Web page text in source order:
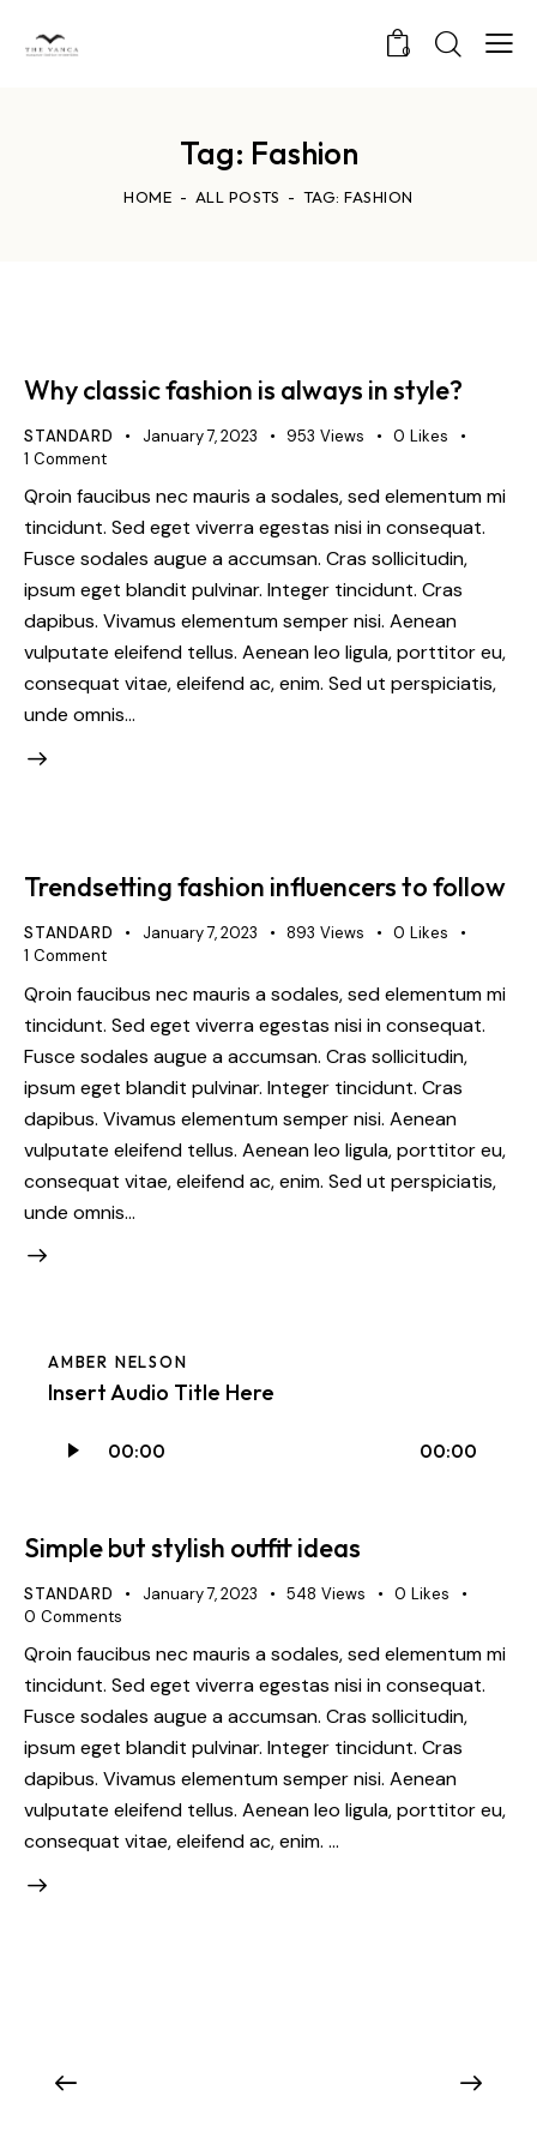
0
Tag: Fashion
HOME ALL POSTS TAG: FASHION
Why classic fashion is always in style?
STANDARD January 7, 2023 953 Views 0 Likes
1 Comment
Qroin faucibus nec mauris a sodales, sed elementum mi
tincidunt. Sed eget viverra egestas nisi in consequat.
Fusce sodales augue a accumsan. Cras sollicitudin,
ipsum eget blandit pulvinar. Integer tincidunt. Cras
dapibus. Vivamus elementum semper nisi. Aenean
vulputate eleifend tellus. Aenean leo ligula, porttitor eu,
consequat vitae, eleifend ac, enim. Sed ut perspiciatis,
unde omnis…
Trendsetting fashion influencers to follow
STANDARD January 7, 2023 893 Views 0 Likes
1 Comment
Qroin faucibus nec mauris a sodales, sed elementum mi
tincidunt. Sed eget viverra egestas nisi in consequat.
Fusce sodales augue a accumsan. Cras sollicitudin,
ipsum eget blandit pulvinar. Integer tincidunt. Cras
dapibus. Vivamus elementum semper nisi. Aenean
vulputate eleifend tellus. Aenean leo ligula, porttitor eu,
consequat vitae, eleifend ac, enim. Sed ut perspiciatis,
unde omnis…
AMBER NELSON
Insert Audio Title Here
Player
00:00 00:00
Simple but stylish outfit ideas
STANDARD January 7, 2023 548 Views 0 Likes
0 Comments
Qroin faucibus nec mauris a sodales, sed elementum mi
tincidunt. Sed eget viverra egestas nisi in consequat.
Fusce sodales augue a accumsan. Cras sollicitudin,
ipsum eget blandit pulvinar. Integer tincidunt. Cras
dapibus. Vivamus elementum semper nisi. Aenean
vulputate eleifend tellus. Aenean leo ligula, porttitor eu,
consequat vitae, eleifend ac, enim. …